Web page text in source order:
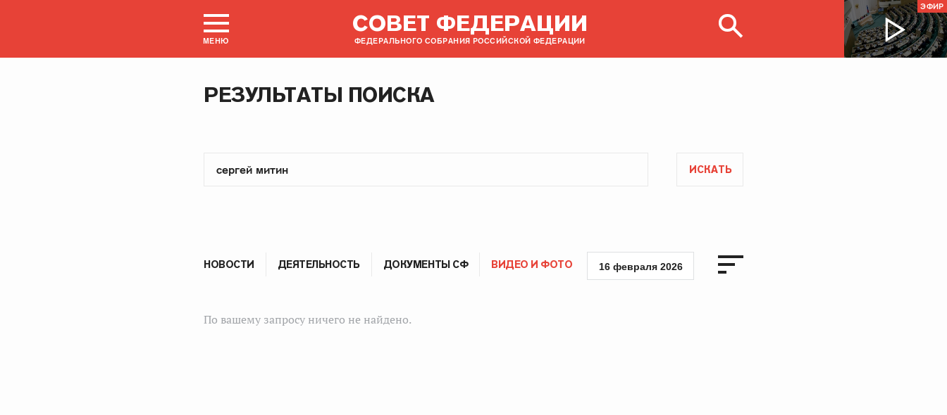
МЕНЮ
СОВЕТ ФЕДЕРАЦИИ
ФЕДЕРАЛЬНОГО СОБРАНИЯ РОССИЙСКОЙ ФЕДЕРАЦИИ
ЭФИР
РЕЗУЛЬТАТЫ ПОИСКА
ИСКАТЬ
НОВОСТИ ДЕЯТЕЛЬНОСТЬ ДОКУМЕНТЫ СФ ВИДЕО И ФОТО 16 февраля 2026
По вашему запросу ничего не найдено.